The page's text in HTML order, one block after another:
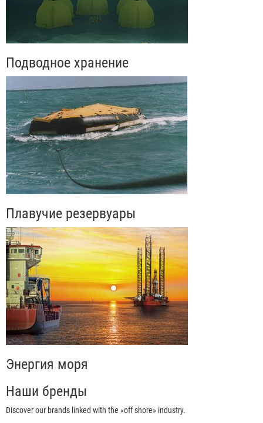
Подводное хранение
Плавучие резервуары
Энергия моря
Наши бренды
Discover our brands linked with the «off shore» industry.